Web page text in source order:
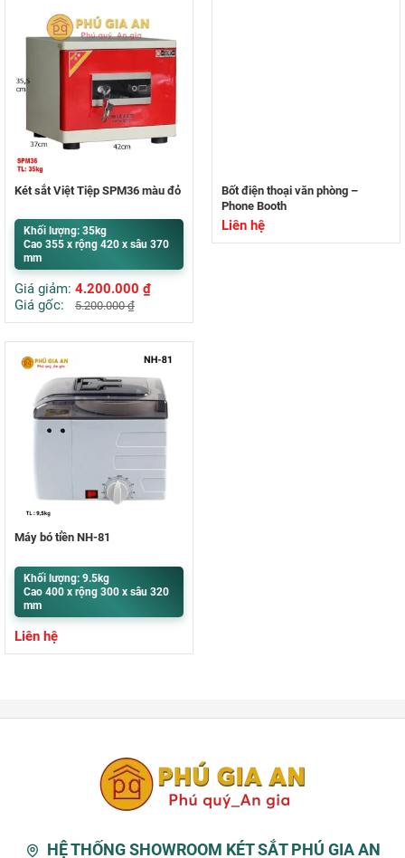
Két sắt Việt Tiệp SPM36 màu đỏ
Khối lượng: 35kg
Cao 355 x rộng 420 x sâu 370
mm
Giá giảm: 4.200.000 ₫
Giá gốc:
5.200.000₫
Bốt điện thoại văn phòng –
Phone Booth
Liên hệ
Máy bó tiền NH-81
Khối lượng: 9.5kg
Cao 400 x rộng 300 x sâu 320
mm
Liên hệ
HỆ THỐNG SHOWROOM KÉT SẮT PHÚ GIA AN